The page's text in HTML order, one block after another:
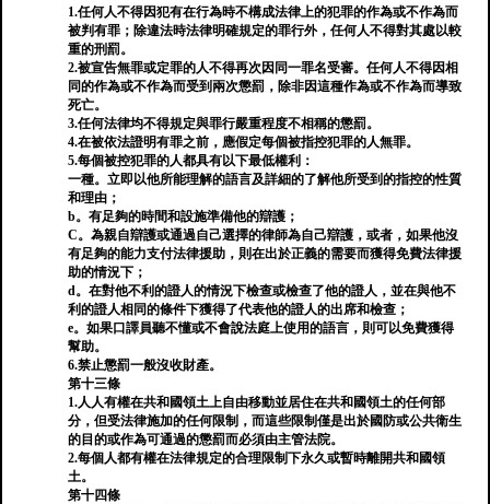
1.任何人不得因犯有在行為時不構成法律上的犯罪的作為或不作為而
被判有罪；除違法時法律明確規定的罪行外，任何人不得對其處以較
重的刑罰。
2.被宣告無罪或定罪的人不得再次因同一罪名受審。任何人不得因相
同的作為或不作為而受到兩次懲罰，除非因這種作為或不作為而導致
死亡。
3.任何法律均不得規定與罪行嚴重程度不相稱的懲罰。
4.在被依法證明有罪之前，應假定每個被指控犯罪的人無罪。
5.每個被控犯罪的人都具有以下最低權利：
一種。立即以他所能理解的語言及詳細的了解他所受到的指控的性質
和理由；
b。有足夠的時間和設施準備他的辯護；
C。為親自辯護或通過自己選擇的律師為自己辯護，或者，如果他沒
有足夠的能力支付法律援助，則在出於正義的需要而獲得免費法律援
助的情況下；
d。在對他不利的證人的情況下檢查或檢查了他的證人，並在與他不
利的證人相同的條件下獲得了代表他的證人的出席和檢查；
e。如果口譯員聽不懂或不會說法庭上使用的語言，則可以免費獲得
幫助。
6.禁止懲罰一般沒收財產。
第十三條
1.人人有權在共和國領土上自由移動並居住在共和國領土的任何部
分，但受法律施加的任何限制，而這些限制僅是出於國防或公共衛生
的目的或作為可通過的懲罰而必須由主管法院。
2.每個人都有權在法律規定的合理限制下永久或暫時離開共和國領
土。
第十四條